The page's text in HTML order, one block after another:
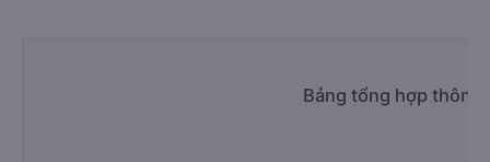
Bảng tổng hợp thông